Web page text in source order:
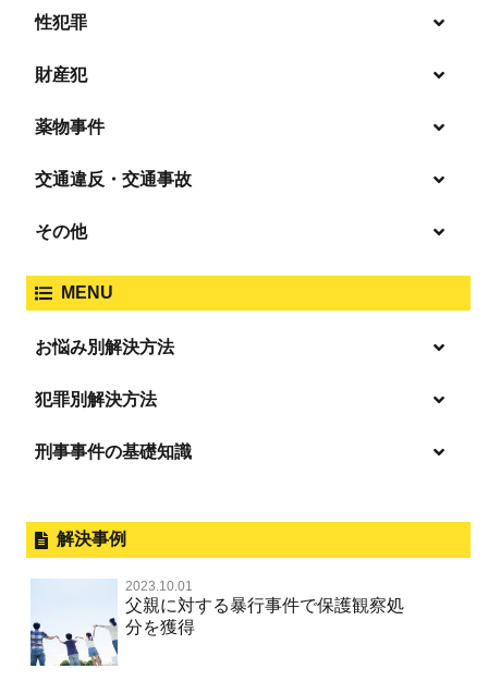
逮捕・監禁
業務妨害
性犯罪
盗撮・のぞき
強姦・準強姦
淫行・援助交際
公然わいせつ，わいせつ物頒布，淫
行勧誘罪
児童ポルノ・リベンジポルノ
財産犯
詐欺
恐喝
薬物事件
危険ドラッグ
交通違反・交通事故
ひき逃げ・当て逃げ
危険運転行為等
その他
放火・失火
ネット犯罪
MENU
お悩み別解決方法
逮捕の不安や悩み
無実・無罪を証明してほしい
示談で解決してほしい
執行猶予にしてほしい
犯罪別解決方法
事件別－暴力事件
過失致死・過失傷害
器物損壊
脅迫・強要
業務妨害罪
性犯罪 TOP
淫行・援助交際（児童買春、淫行条例、児童福祉法違反）
不同意性交等罪（旧 強制性交等罪，準強制性交等罪），
監護者性交等罪
事件別－財産犯
財産犯 TOP
横領 背任
事件別－薬物事件
薬物事件 TOP
事件別－交通違反・交通事故
刑事事件の基礎知識
刑事裁判の概要・手続
公務員の逮捕・刑事事件
控訴・上告
国選弁護士と私選弁護士の違い
解決事例
2023.10.01
父親に対する暴行事件で保護観察処
分を獲得